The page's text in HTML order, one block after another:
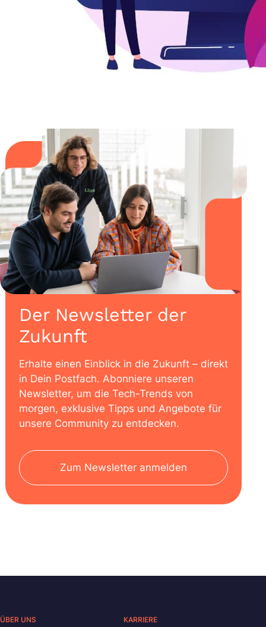
Der Newsletter der
Zukunft
Erhalte einen Einblick in die Zukunft – direkt
in Dein Postfach. Abonniere unseren
Newsletter, um die Tech-Trends von
morgen, exklusive Tipps und Angebote für
unsere Community zu entdecken.
Zum Newsletter anmelden
ÜBER UNS KARRIERE